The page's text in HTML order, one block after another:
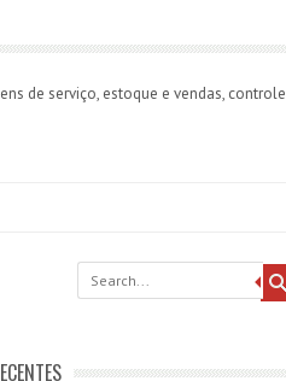
de serviço, estoque e vendas, controle